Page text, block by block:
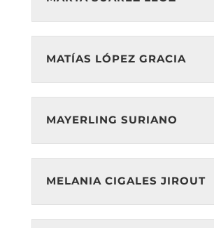
MATÍAS LÓPEZ GRACIA
MAYERLING SURIANO
MELANIA CIGALES JIROUT